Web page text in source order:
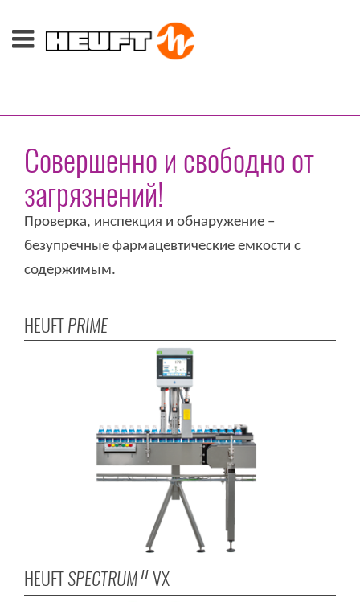
Совершенно и свободно от
загрязнений!
Проверка, инспекция и обнаружение –
безупречные фармацевтические емкости с
содержимым.
HEUFTPRIME
HEUFTSPECTRUM II VX